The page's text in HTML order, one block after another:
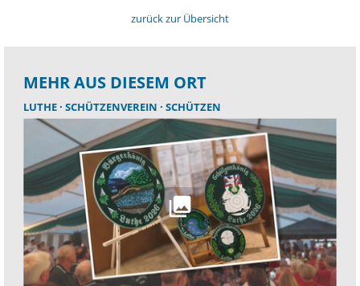
zurück zur Übersicht
MEHR AUS DIESEM ORT
LUTHE SCHÜTZENVEREIN SCHÜTZEN